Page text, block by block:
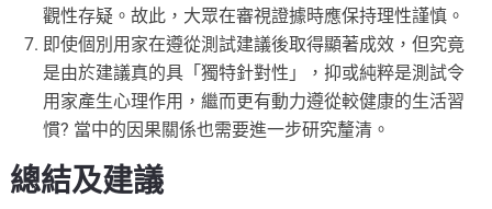
觀性存疑。故此，大眾在審視證據時應保持理性謹慎。
即使個別用家在遵從測試建議後取得顯著成效，但究竟
是由於建議真的具「獨特針對性」，抑或純粹是測試令
用家產生心理作用，繼而更有動力遵從較健康的生活習
慣? 當中的因果關係也需要進一步研究釐清。
總結及建議